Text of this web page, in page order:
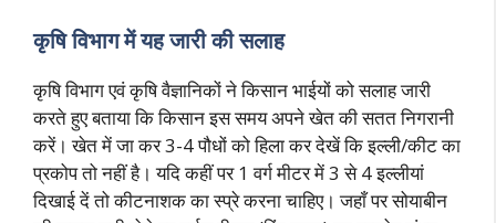
कृषि विभाग में यह जारी की सलाह
कृषि विभाग एवं कृषि वैज्ञानिकों ने किसान भाईयों को सलाह जारी
करते हुए बताया कि किसान इस समय अपने खेत की सतत निगरानी
करें। खेत में जा कर 3-4 पौधों को हिला कर देखें कि इल्ली/कीट का
प्रकोप तो नहीं है। यदि कहीं पर 1 वर्ग मीटर में 3 से 4 इल्लीयां
दिखाई दें तो कीटनाशक का स्प्रे करना चाहिए। जहाँ पर सोयाबीन